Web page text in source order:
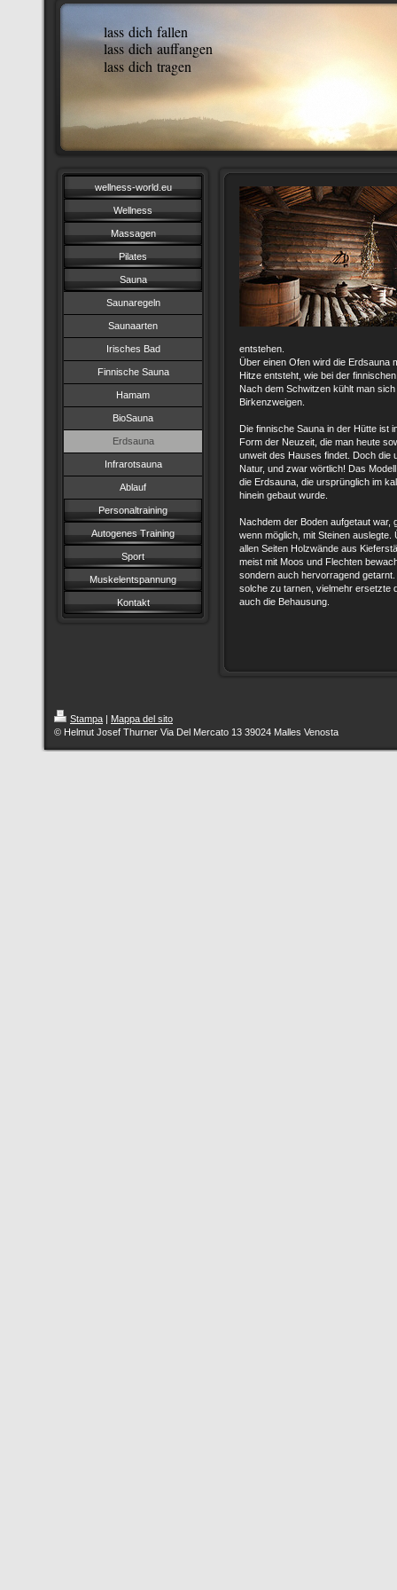
lass dich fallen
lass dich auffangen
lass dich tragen
wellness-world.eu
Wellness
Massagen
Pilates
Sauna
Saunaregeln
Saunaarten
Irisches Bad
Finnische Sauna
Hamam
BioSauna
Erdsauna
Infrarotsauna
Ablauf
Personaltraining
Autogenes Training
Sport
Muskelentspannung
Kontakt
entstehen.
Über einen Ofen wird die Erdsauna
Hitze entsteht, wie bei der
Nach dem Schwitzen kühlt man
Birkenzweigen.
Die finnische Sauna in der Hütte ist
Form der Neuzeit, die man heute
unweit des Hauses findet. Doch die
Natur, und zwar wörtlich! Das
die Erdsauna, die ursprünglich im
hinein gebaut wurde.
Nachdem der Boden aufgetaut war,
wenn möglich, mit Steinen
allen Seiten Holzwände aus
meist mit Moos und Flechten
sondern auch hervorragend
solche zu tarnen, vielmehr ersetzte
auch die Behausung.
Stampa | Mappa del sito
© Helmut Josef Thurner Via Del Mercato 13 39024 Malles Venosta